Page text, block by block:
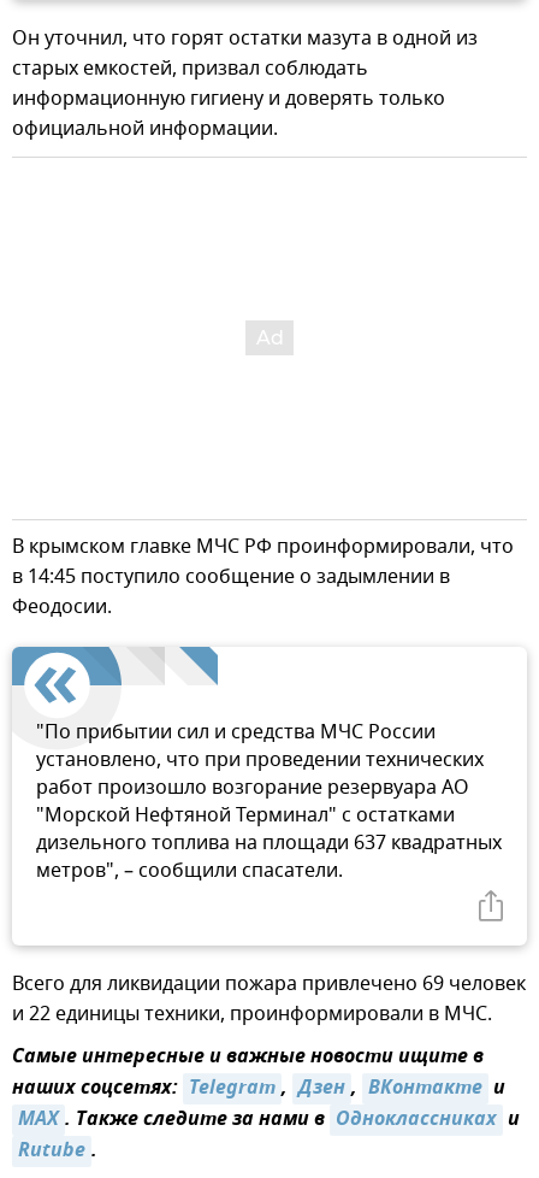
Он уточнил, что горят остатки мазута в одной из
старых емкостей, призвал соблюдать
информационную гигиену и доверять только
официальной информации.
В крымском главке МЧС РФ проинформировали, что
в 14:45 поступило сообщение о задымлении в
Феодосии.
"По прибытии сил и средства МЧС России
установлено, что при проведении технических
работ произошло возгорание резервуара АО
"Морской Нефтяной Терминал" с остатками
дизельного топлива на площади 637 квадратных
метров", – сообщили спасатели.
Всего для ликвидации пожара привлечено 69 человек
и 22 единицы техники, проинформировали в МЧС.
Самые интересные и важные новости ищите в
наших соцсетях: Telegram, Дзен, ВКонтакте и
MAX. Также следите за нами в Одноклассниках и
Rutube.